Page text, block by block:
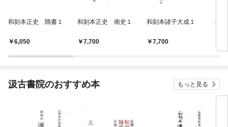
和刻本正史 隋書１
6,050
和刻本正史 南史１
7,700
和刻本諸子大成１
7,700
和
汲古書院のおすすめ本 もっと見る